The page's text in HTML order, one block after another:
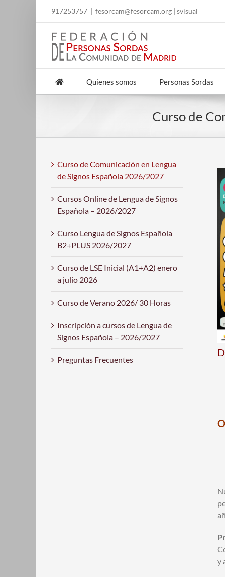
917253757 | fesorcam@fesorcam.org | svisual
Quienes somos Personas Sordas
Curso de
y
Curso de Comunicación en Lengua
de Signos Española 2026/2027
Cursos Online de Lengua de Signos
Española – 2026/2027
Curso Lengua de Signos Española
B2+PLUS 2026/2027
Curso de LSE Inicial (A1+A2) enero
a julio 2026
Curso de Verano 2026/ 30 Horas
Inscripción a cursos de Lengua de
Signos Española – 2026/2027
Preguntas Frecuentes